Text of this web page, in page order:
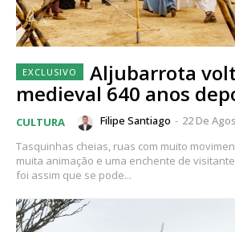
Aljubarrota
medieval 640 anos
CULTURA Filipe Santiago - 22 De
Tasquinhas cheias, ruas com muito
muita animação e uma enchente de
foi assim que se pode...